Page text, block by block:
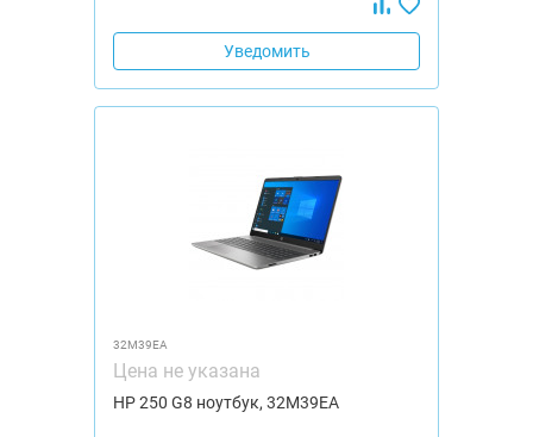
Уведомить
32M39EA
Цена не указана
HP 250 G8 ноутбук, 32M39EA